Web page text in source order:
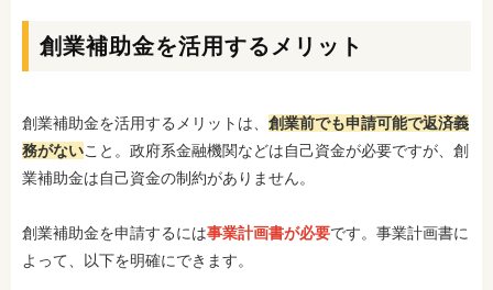
創業補助金を活用するメリット
創業補助金を活用するメリットは、 創業前でも申請可能で返済義
務がないこと。政府系金融機関などは自己資金が必要ですが、創
業補助金は自己資金の制約がありません。
創業補助金を申請するには事業計画書が必要です。事業計画書に
よって、以下を明確にできます。